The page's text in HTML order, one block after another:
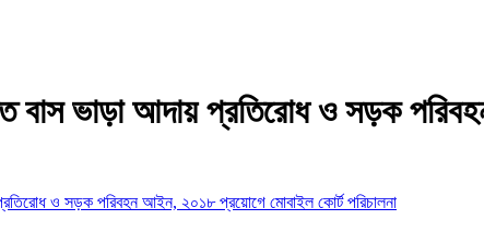
বাস ভাড়া আদায় প্রতিরোধ ও সড়ক